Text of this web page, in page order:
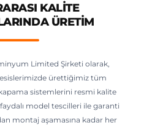
KALITE
ÜRETIM
Limited Şirketi olarak,
ürettiğimiz tüm
sistemlerini resmi kalite
model tescilleri ile garanti
montaj aşamasına kadar her